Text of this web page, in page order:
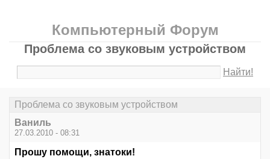
Компьютерный Форум
Проблема со звуковым устройством
Найти!
Проблема со звуковым устройством
Ваниль
27.03.2010 - 08:31
Прошу помощи, знатоки!